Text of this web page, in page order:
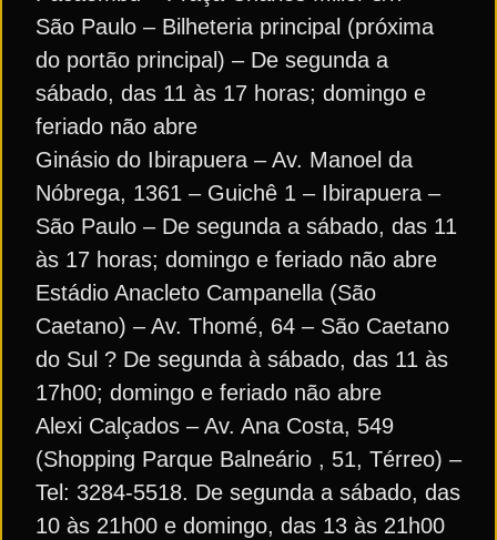
São Paulo – Bilheteria principal (próxima
do portão principal) – De segunda a
sábado, das 11 às 17 horas; domingo e
feriado não abre
Ginásio do Ibirapuera – Av. Manoel da
Nóbrega, 1361 – Guichê 1 – Ibirapuera –
São Paulo – De segunda a sábado, das 11
às 17 horas; domingo e feriado não abre
Estádio Anacleto Campanella (São
Caetano) – Av. Thomé, 64 – São Caetano
do Sul ? De segunda à sábado, das 11 às
17h00; domingo e feriado não abre
Alexi Calçados – Av. Ana Costa, 549
(Shopping Parque Balneário , 51, Térreo) –
Tel: 3284-5518. De segunda a sábado, das
10 às 21h00 e domingo, das 13 às 21h00